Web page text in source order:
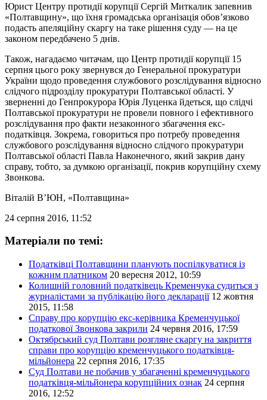
Юрист Центру протидії корупції Сергій Миткалик запевнив
«Полтавщину», що їхня громадська організація обов’язково
подасть апеляційну скаргу на таке рішення суду — на це
законом передбачено 5 днів.
Також, нагадаємо читачам, що Центр протидії корупції 15
серпня цього року звернувся до Генеральної прокуратури
України щодо проведення службового розслідування відносно
слідчого підрозділу прокуратури Полтавської області. У
зверненні до Генпрокурора Юрія Луценка йдеться, що слідчі
Полтавської прокуратури не провели повного і ефективного
розслідування про факти незаконного збагачення екс-
податківця. Зокрема, говориться про потребу проведення
службового розслідування відносно слідчого прокуратури
Полтавської області Павла Наконечного, який закрив дану
справу, тобто, за думкою організації, покрив корупційну схему
Звонкова.
Віталій В’ЮН, «Полтавщина»
24 серпня 2016, 11:52
Матеріали по темі:
Податківці Полтавщини планують поспілкуватися із
кожним платником 20 вересня 2012, 10:59
Колишній головний податківець Кременчука судиться з
журналістами за публікацію його декларації 12 жовтня
2015, 11:58
Справу про корупцію екс-керівника Кременчуцької
податкової Звонкова закрили 24 червня 2016, 17:59
Октябрський суд Полтави розгляне скаргу на закриття
справи про корупцію кременчуцького податківця-
мільйонера 22 серпня 2016, 17:35
Суд Полтави не побачив у збагаченні кременчуцького
податківця-мільйонера корупційних ознак 24 серпня
2016, 12:52